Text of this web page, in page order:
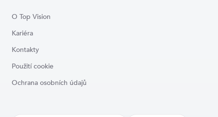
O Top Vision
Kariéra
Kontakty
Použití cookie
Ochrana osobních údajů